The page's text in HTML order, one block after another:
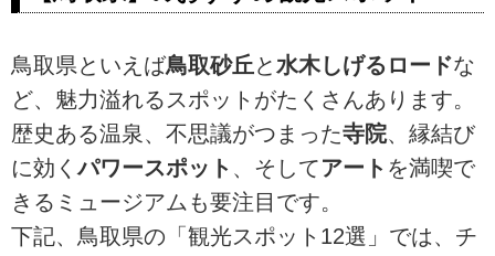
鳥取県といえば鳥取砂丘と水木しげるロードな
ど、魅力溢れるスポットがたくさんあります。
歴史ある温泉、不思議がつまった寺院、縁結び
に効くパワースポット 、そしてアート を満喫で
きるミュージアムも要注目です。
下記、鳥取県の「観光スポット12選」では、チ